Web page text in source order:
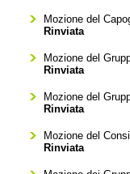
Mozione del
Rinviata
Mozione del
Rinviata
Mozione del
Rinviata
Mozione del
Rinviata